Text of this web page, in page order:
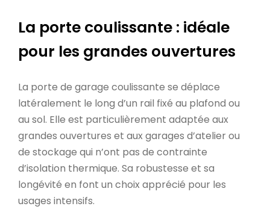
La porte coulissante : idéale
pour les grandes ouvertures
La porte de garage coulissante se déplace
latéralement le long d’un rail fixé au plafond ou
au sol. Elle est particulièrement adaptée aux
grandes ouvertures et aux garages d’atelier ou
de stockage qui n’ont pas de contrainte
d’isolation thermique. Sa robustesse et sa
longévité en font un choix apprécié pour les
usages intensifs.